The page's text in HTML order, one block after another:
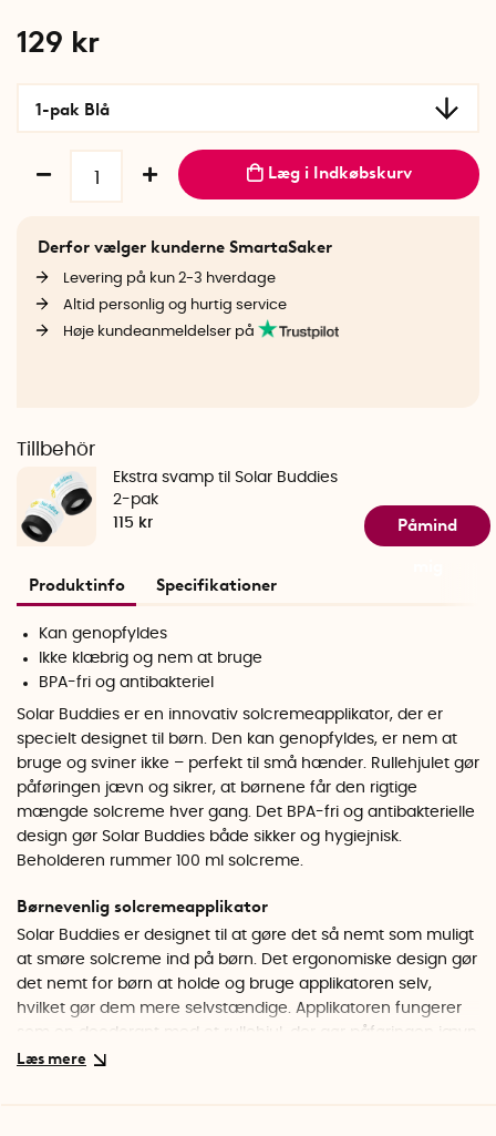
129 kr
1-pak Blå
Læg i Indkøbskurv
Derfor vælger kunderne SmartaSaker
Levering på kun 2-3 hverdage
Altid personlig og hurtig service
Høje kundeanmeldelser på
Tillbehör
Ekstra svamp til Solar Buddies
2-pak
115 kr
Påmind
Produktinfo
Specifikationer
Kan genopfyldes
Ikke klæbrig og nem at bruge
BPA-fri og antibakteriel
Solar Buddies er en innovativ solcremeapplikator, der er
specielt designet til børn. Den kan genopfyldes, er nem at
bruge og sviner ikke – perfekt til små hænder. Rullehjulet gør
påføringen jævn og sikrer, at børnene får den rigtige
mængde solcreme hver gang. Det BPA-fri og antibakterielle
design gør Solar Buddies både sikker og hygiejnisk.
Beholderen rummer 100 ml solcreme.
Børnevenlig solcremeapplikator
Solar Buddies er designet til at gøre det så nemt som muligt
at smøre solcreme ind på børn. Det ergonomiske design gør
det nemt for børn at holde og bruge applikatoren selv,
hvilket gør dem mere selvstændige. Applikatoren fungerer
som en deodorant med et rullehjul, der gør påføringen jævn
og præcis. Den omgivende svamp hjælper med at fordele